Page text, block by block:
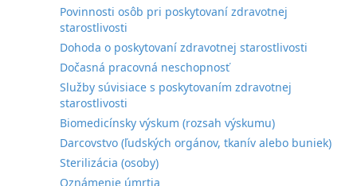
Povinnosti osôb pri poskytovaní zdravotnej
starostlivosti
Dohoda o poskytovaní zdravotnej starostlivosti
Dočasná pracovná neschopnosť
Služby súvisiace s poskytovaním zdravotnej
starostlivosti
Biomedicínsky výskum (rozsah výskumu)
Darcovstvo (ľudských orgánov, tkanív alebo buniek)
Sterilizácia (osoby)
Oznámenie úmrtia